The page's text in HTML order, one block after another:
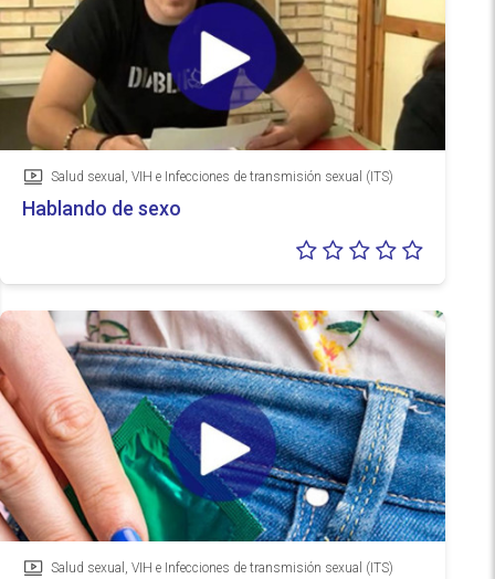
Vídeo
Salud sexual, VIH e Infecciones de transmisión sexual (ITS)
Hablando de sexo
Salud sexual, VIH e Infecciones de transmisión sexual (ITS)